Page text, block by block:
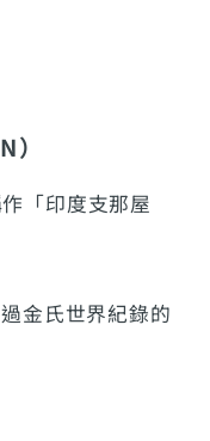
「印度支那屋
金氏世界紀錄的